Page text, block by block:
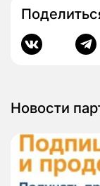
Новости